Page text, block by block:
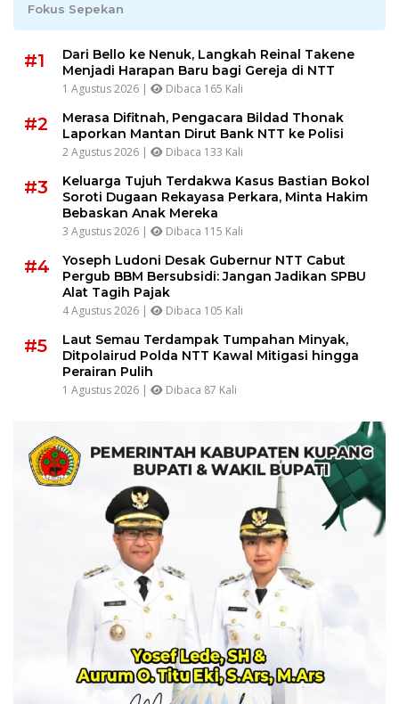
Fokus Sepekan
#1
Dari Bello ke Nenuk, Langkah Reinal Takene
Menjadi Harapan Baru bagi Gereja di NTT
1 Agustus 2026 | Dibaca 165 Kali
#2
Merasa Difitnah, Pengacara Bildad Thonak
Laporkan Mantan Dirut Bank NTT ke Polisi
2 Agustus 2026 | Dibaca 133 Kali
#3
Keluarga Tujuh Terdakwa Kasus Bastian Bokol
Soroti Dugaan Rekayasa Perkara, Minta Hakim
Bebaskan Anak Mereka
3 Agustus 2026 | Dibaca 115 Kali
#4
Yoseph Ludoni Desak Gubernur NTT Cabut
Pergub BBM Bersubsidi: Jangan Jadikan SPBU
Alat Tagih Pajak
4 Agustus 2026 | Dibaca 105 Kali
#5
Laut Semau Terdampak Tumpahan Minyak,
Ditpolairud Polda NTT Kawal Mitigasi hingga
Perairan Pulih
1 Agustus 2026 | Dibaca 87 Kali